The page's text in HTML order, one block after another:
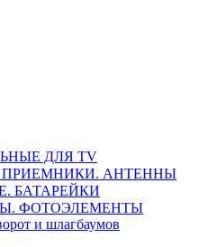
ДЛЯ TV
ПРИЕМНИКИ. АНТЕННЫ
БАТАРЕЙКИ
ФОТОЭЛЕМЕНТЫ
и шлагбаумов